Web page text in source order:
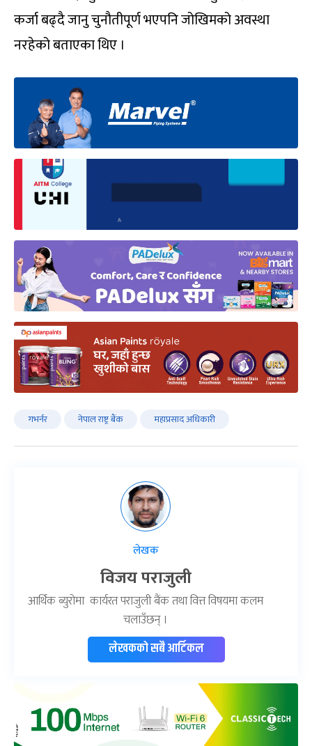
कर्जा बढ्दै जानु चुनौतीपूर्ण भएपनि जोखिमको अवस्था
नरहेको बताएका थिए ।
गभर्नर नेपाल राष्ट्र बैंक महाप्रसाद अधिकारी
लेखक
विजय पराजुली
आर्थिक ब्युरोमा कार्यरत पराजुली बैंक तथा वित्त विषयमा कलम
चलाउँछन् ।
लेखकको सबै आर्टिकल